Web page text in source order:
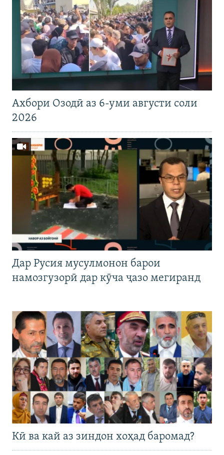
Ахбори Озодӣ аз 6-уми августи соли
2026
Дар Русия мусулмонон барои
намозгузорӣ дар кӯча ҷазо мегиранд
Кӣ ва кай аз зиндон хоҳад баромад?